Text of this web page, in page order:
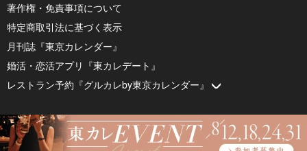
著作権・免責事項について
特定商取引法に基づく表示
月刊誌『東京カレンダー』
婚活・恋活アプリ『東カレデート』
レストラン予約『グルカレby東京カレンダー』